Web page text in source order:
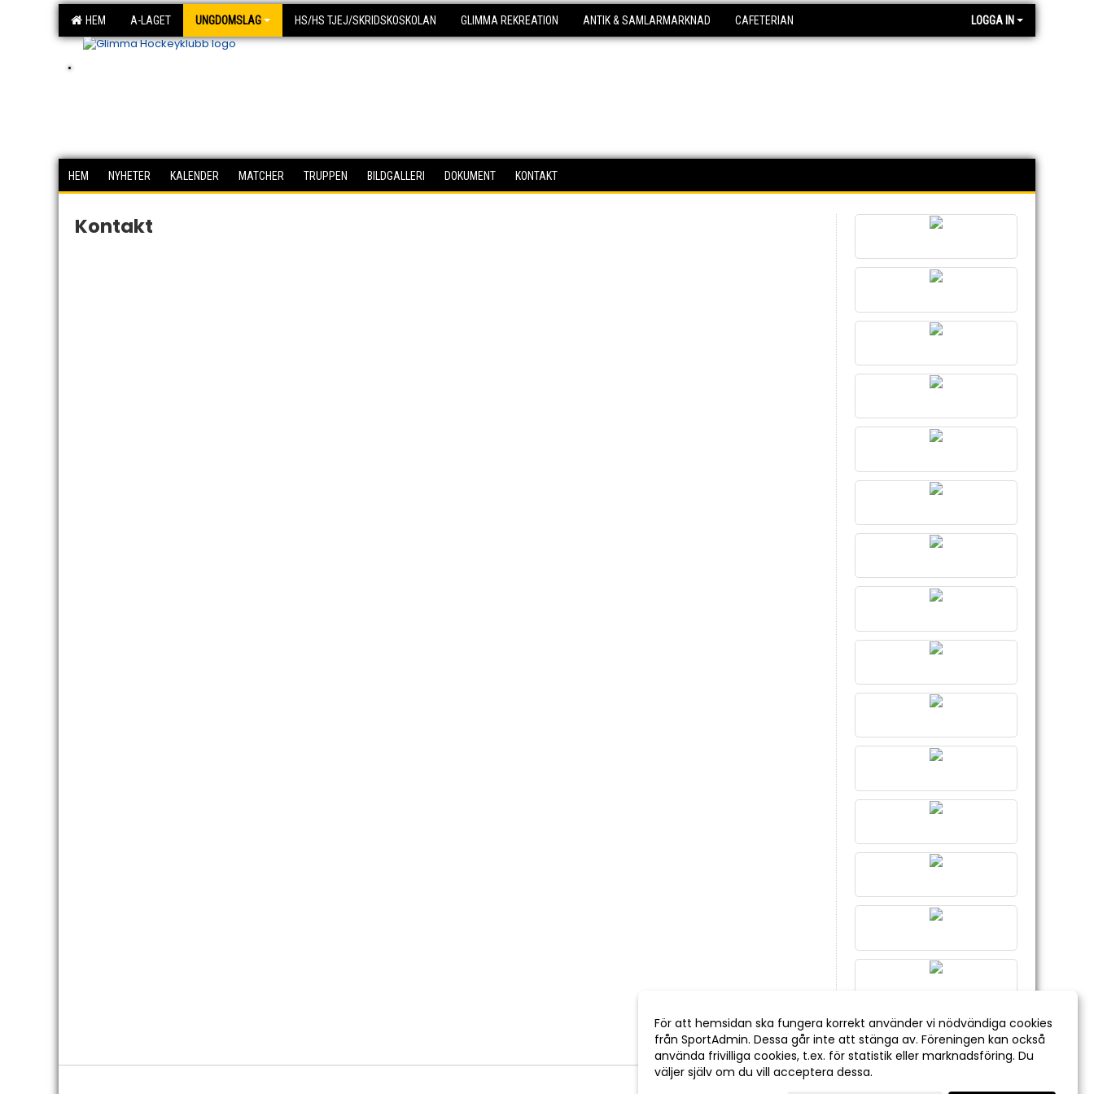
HEM A-LAGET UNGDOMSLAG HS/HS TJEJ/SKRIDSKOSKOLAN GLIMMA REKREATION ANTIK & SAMLARMARKNAD CAFETERIAN LOGGA IN
.
HEM NYHETER KALENDER MATCHER TRUPPEN BILDGALLERI DOKUMENT KONTAKT
Kontakt
För att hemsidan ska fungera korrekt använder vi nödvändiga cookies
från SportAdmin. Dessa går inte att stänga av. Föreningen kan också
använda frivilliga cookies, t.ex. för statistik eller marknadsföring. Du
väljer själv om du vill acceptera dessa.